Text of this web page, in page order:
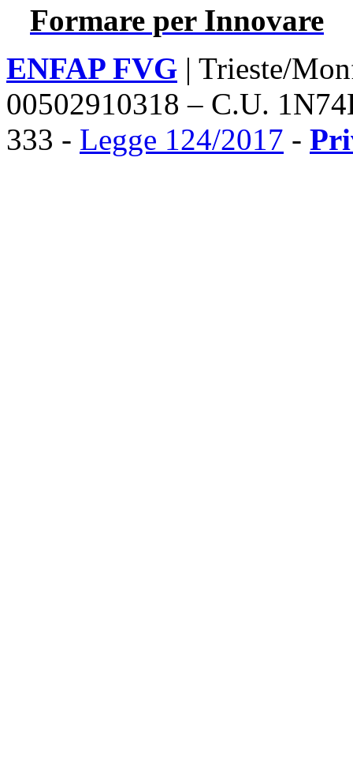
Formare per Innovare
ENFAP FVG | Trieste/
00502910318 – C.U.
333 - Legge 124/2017 -